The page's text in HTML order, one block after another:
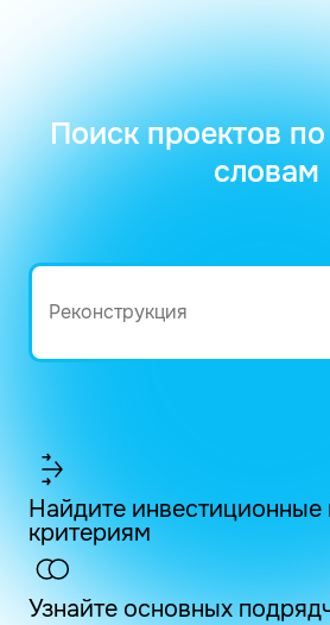
Поиск проектов
словам
Найдите инвестиционные
критериям
Узнайте основных